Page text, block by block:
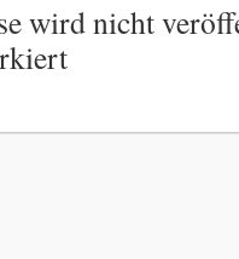
wird nicht